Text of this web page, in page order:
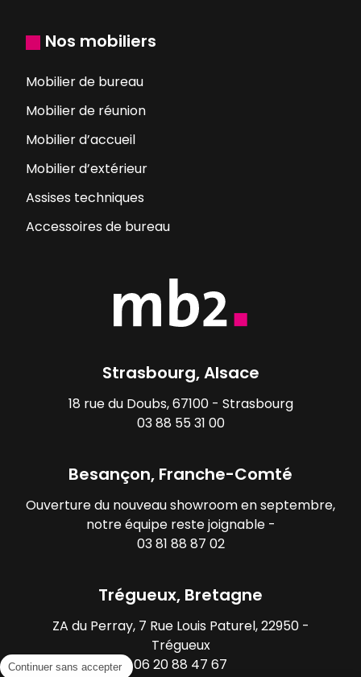
Nos mobiliers
Mobilier de bureau
Mobilier de réunion
Mobilier d’accueil
Mobilier d’extérieur
Assises techniques
Accessoires de bureau
Strasbourg, Alsace
18 rue du Doubs, 67100 - Strasbourg
03 88 55 31 00
Besançon, Franche-Comté
Ouverture du nouveau showroom en septembre,
notre équipe reste joignable -
03 81 88 87 02
Trégueux, Bretagne
ZA du Perray, 7 Rue Louis Paturel, 22950 -
Trégueux
06 20 88 47 67
Continuer sans accepter